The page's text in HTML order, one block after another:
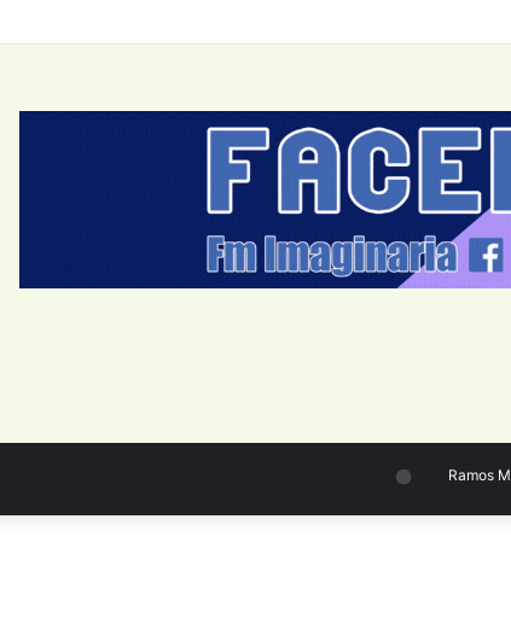
del Sector Público Nacional: datos a junio 2026
Ramos Mejía